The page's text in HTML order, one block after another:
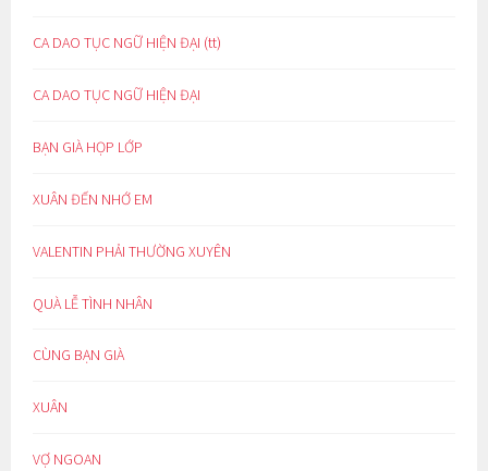
CA DAO TỤC NGỮ HIỆN ĐẠI (tt)
CA DAO TỤC NGỮ HIỆN ĐẠI
BẠN GIÀ HỌP LỚP
XUÂN ĐẾN NHỚ EM
VALENTIN PHẢI THƯỜNG XUYÊN
QUÀ LỄ TÌNH NHÂN
CÙNG BẠN GIÀ
XUÂN
VỢ NGOAN